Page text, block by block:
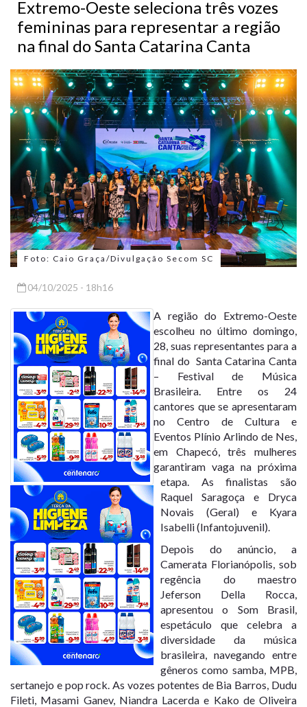
Extremo-Oeste seleciona três vozes
femininas para representar a região
na final do Santa Catarina Canta
Foto: Caio Graça/Divulgação Secom SC
04/10/2025 - 18h16
A região do Extremo-Oeste
escolheu no último domingo,
28, suas representantes para a
final do Santa Catarina Canta
– Festival de Música
Brasileira. Entre os 24
cantores que se apresentaram
no Centro de Cultura e
Eventos Plínio Arlindo de Nes,
em Chapecó, três mulheres
garantiram vaga na próxima
etapa. As finalistas são
Raquel Saragoça e Dryca
Novais (Geral) e Kyara
Isabelli (Infantojuvenil).
Depois do anúncio, a
Camerata Florianópolis, sob
regência do maestro
Jeferson Della Rocca,
apresentou o Som Brasil,
espetáculo que celebra a
diversidade da música
brasileira, navegando entre
gêneros como samba, MPB,
sertanejo e pop rock. As vozes potentes de Bia Barros, Dudu
Fileti, Masami Ganev, Niandra Lacerda e Kako de Oliveira